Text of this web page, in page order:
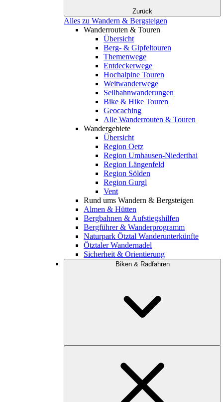
Zurück
Alles zu Wandern & Bergsteigen
Wanderrouten & Touren
Übersicht
Berg- & Gipfeltouren
Themenwege
Entdeckerwege
Hochalpine Touren
Weitwanderwege
Seilbahnwanderungen
Bike & Hike Touren
Geocaching
Alle Wanderrouten & Touren
Wandergebiete
Übersicht
Region Oetz
Region Umhausen-Niederthai
Region Längenfeld
Region Sölden
Region Gurgl
Vent
Rund ums Wandern & Bergsteigen
Almen & Hütten
Bergbahnen & Aufstiegshilfen
Bergführer & Wanderprogramm
Naturpark Ötztal Wanderunterkünfte
Ötztaler Wandernadel
Sicherheit & Orientierung
Biken & Radfahren